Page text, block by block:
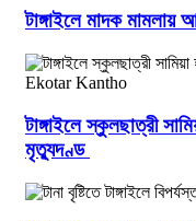
টাঙ্গাইলে মাদক মামলায়
টাঙ্গাইলে স্কুলছাত্রী
মৃত্যুদণ্ড